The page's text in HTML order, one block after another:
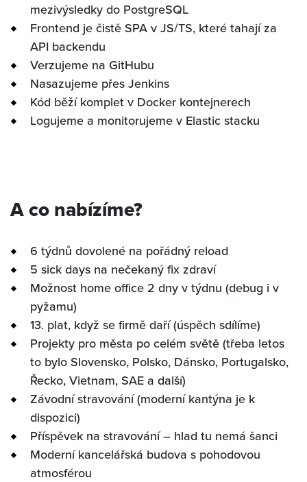
mezivýsledky do PostgreSQL
Frontend je čistě SPA v JS/TS, které tahají za
API backendu
Verzujeme na GitHubu
Nasazujeme přes Jenkins
Kód běží komplet v Docker kontejnerech
Logujeme a monitorujeme v Elastic stacku
A co nabízíme?
6 týdnů dovolené na pořádný reload
5 sick days na nečekaný fix zdraví
Možnost home office 2 dny v týdnu (debug i v
pyžamu)
13. plat, když se firmě daří (úspěch sdílíme)
Projekty pro města po celém světě (třeba letos
to bylo Slovensko, Polsko, Dánsko, Portugalsko,
Řecko, Vietnam, SAE a další)
Závodní stravování (moderní kantýna je k
dispozici)
Příspěvek na stravování – hlad tu nemá šanci
Moderní kancelářská budova s pohodovou
atmosférou